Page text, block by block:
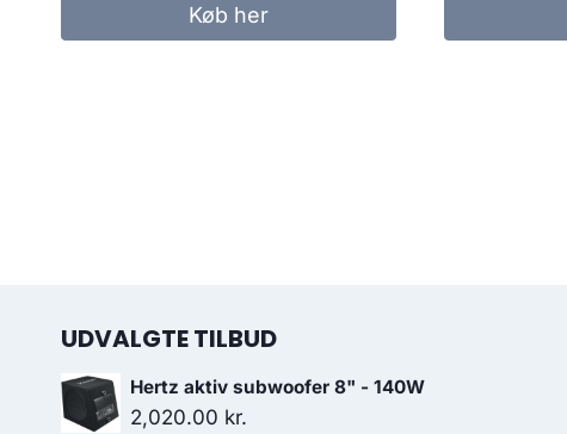
Køb her
UDVALGTE TILBUD
Hertz aktiv subwoofer 8" - 140W
2,020.00 kr.